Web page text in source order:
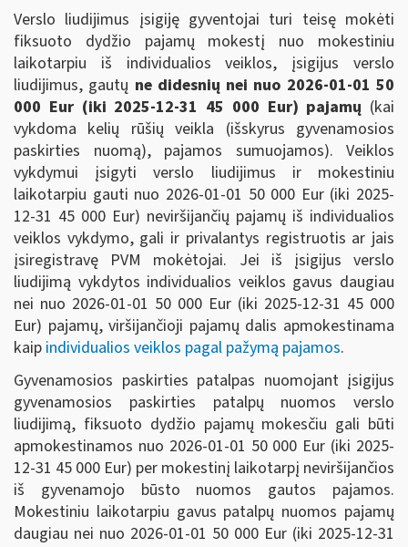
Verslo liudijimus įsigiję gyventojai turi teisę mokėti
fiksuoto dydžio pajamų mokestį nuo mokestiniu
laikotarpiu iš individualios veiklos, įsigijus verslo
liudijimus, gautų ne didesnių nei nuo 2026-01-01 50
000 Eur (iki 2025-12-31 45 000 Eur) pajamų (kai
vykdoma kelių rūšių veikla (išskyrus gyvenamosios
paskirties nuomą), pajamos sumuojamos). Veiklos
vykdymui įsigyti verslo liudijimus ir mokestiniu
laikotarpiu gauti nuo 2026-01-01 50 000 Eur (iki 2025-
12-31 45 000 Eur) neviršijančių pajamų iš individualios
veiklos vykdymo, gali ir privalantys registruotis ar jais
įsiregistravę PVM mokėtojai. Jei iš įsigijus verslo
liudijimą vykdytos individualios veiklos gavus daugiau
nei nuo 2026-01-01 50 000 Eur (iki 2025-12-31 45 000
Eur) pajamų, viršijančioji pajamų dalis apmokestinama
kaip individualios veiklos pagal pažymą pajamos.
Gyvenamosios paskirties patalpas nuomojant įsigijus
gyvenamosios paskirties patalpų nuomos verslo
liudijimą, fiksuoto dydžio pajamų mokesčiu gali būti
apmokestinamos nuo 2026-01-01 50 000 Eur (iki 2025-
12-31 45 000 Eur) per mokestinį laikotarpį neviršijančios
iš gyvenamojo būsto nuomos gautos pajamos.
Mokestiniu laikotarpiu gavus patalpų nuomos pajamų
daugiau nei nuo 2026-01-01 50 000 Eur (iki 2025-12-31